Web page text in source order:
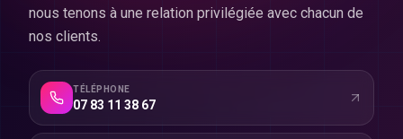
nous tenons à une relation privilégiée avec chacun de
nos clients.
TÉLÉPHONE
07 83 11 38 67